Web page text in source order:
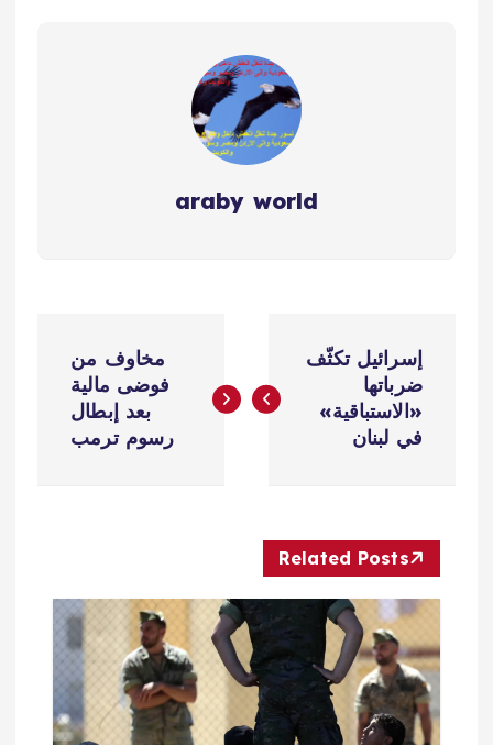
araby world
ص
م
ق
إسرائيل تكثّف
ضرباتها
«الاستباقية»
في لبنان
مخاوف من
فوضى مالية
بعد إبطال
رسوم ترمب
Related Posts